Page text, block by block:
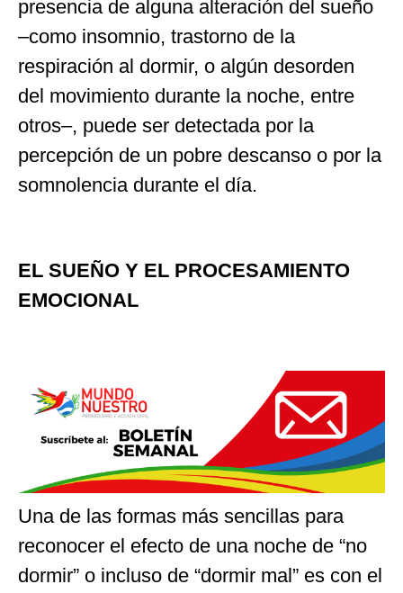
presencia de alguna alteración del sueño
–como insomnio, trastorno de la
respiración al dormir, o algún desorden
del movimiento durante la noche, entre
otros–, puede ser detectada por la
percepción de un pobre descanso o por la
somnolencia durante el día.
EL SUEÑO Y EL PROCESAMIENTO
EMOCIONAL
Una de las formas más sencillas para
reconocer el efecto de una noche de “no
dormir” o incluso de “dormir mal” es con el